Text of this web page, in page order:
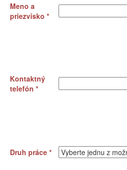
Meno a
priezvisko *
Kontaktný
telefón *
Druh práce *